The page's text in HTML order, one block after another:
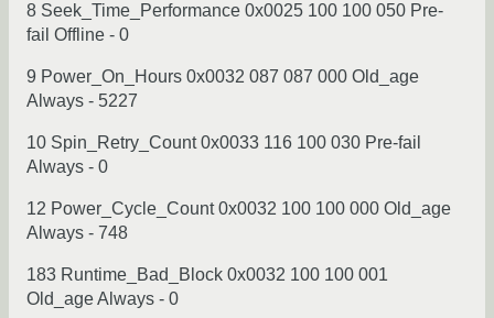
8 Seek_Time_Performance 0x0025 100 100 050 Pre-
fail Offline - 0
9 Power_On_Hours 0x0032 087 087 000 Old_age
Always - 5227
10 Spin_Retry_Count 0x0033 116 100 030 Pre-fail
Always - 0
12 Power_Cycle_Count 0x0032 100 100 000 Old_age
Always - 748
183 Runtime_Bad_Block 0x0032 100 100 001
Old_age Always - 0